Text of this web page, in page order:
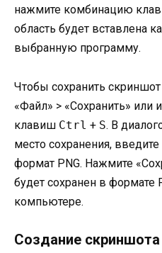
нажмите комбинацию
область будет вставлена
выбранную программу.
Чтобы сохранить
«Файл» > «Сохранить» или
клавиш Ctrl + S. В
место сохранения,
формат PNG. Нажмите
будет сохранен в формате
компьютере.
Создание